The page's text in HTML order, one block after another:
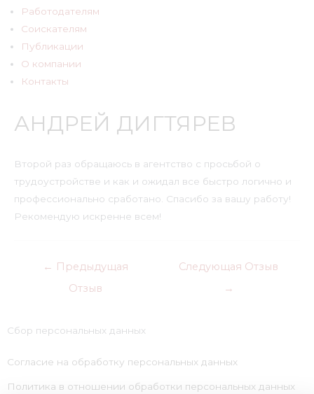
Работодателям
Соискателям
Публикации
О компании
Контакты
АНДРЕЙ ДИГТЯРЕВ
Второй раз обращаюсь в агентство с просьбой о
трудоустройстве и как и ожидал все быстро логично и
профессионально сработано. Спасибо за вашу работу!
Рекомендую искренне всем!
← Предыдущая
Отзыв
Следующая Отзыв
→
Сбор персональных данных
Согласие на обработку персональных данных
Политика в отношении обработки персональных данных